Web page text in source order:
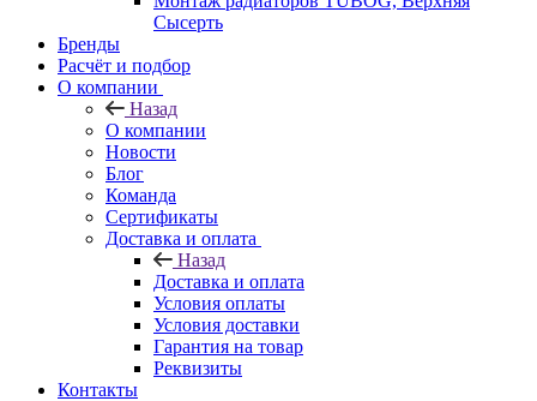
Сысерть
Бренды
Расчёт и подбор
О компании
Назад
О компании
Новости
Блог
Команда
Сертификаты
Доставка и оплата
Назад
Доставка и оплата
Условия оплаты
Условия доставки
Гарантия на товар
Реквизиты
Контакты